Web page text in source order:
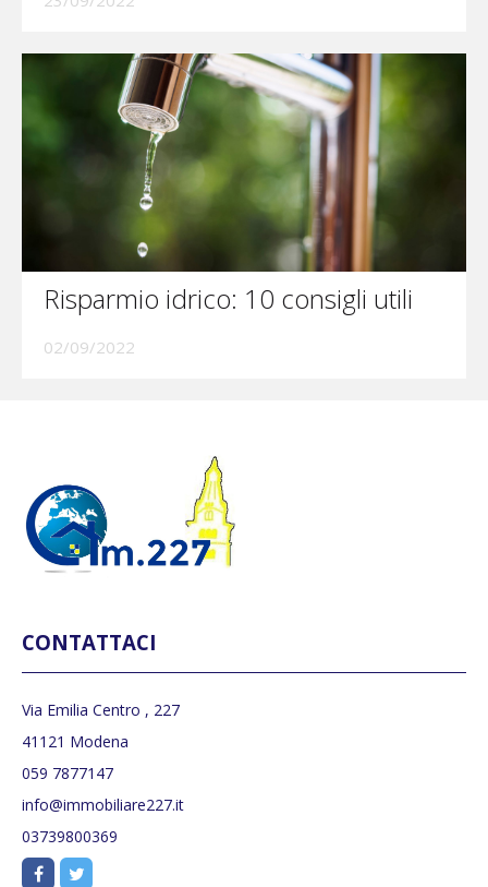
Risparmio idrico: 10 consigli utili
02/09/2022
CONTATTACI
Via Emilia Centro , 227
41121 Modena
059 7877147
info@immobiliare227.it
03739800369